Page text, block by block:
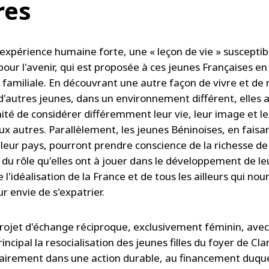
humaine forte, une « leçon de vie »
l'avenir, qui est proposée à ces jeunes Françaises
familiale. En découvrant une autre façon de vivre et de
jeunes, dans un environnement différent, elles
de considérer différemment leur vie, leur image et
autres. Parallèlement, les jeunes Béninoises, en
pays, pourront prendre conscience de la richesse
rôle qu'elles ont à jouer dans le développement de
l'idéalisation de la France et de tous les ailleurs qui
envie de s'expatrier.
d'échange réciproque, exclusivement féminin,
la resocialisation des jeunes filles du foyer de
dans une action durable, au financement